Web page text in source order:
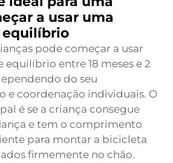
a usar uma
pode começar a usar
entre 18 meses e 2
do seu
e coordenação individuais. O
é se a criança consegue
e tem o comprimento
para montar a bicicleta
firmemente no chão.